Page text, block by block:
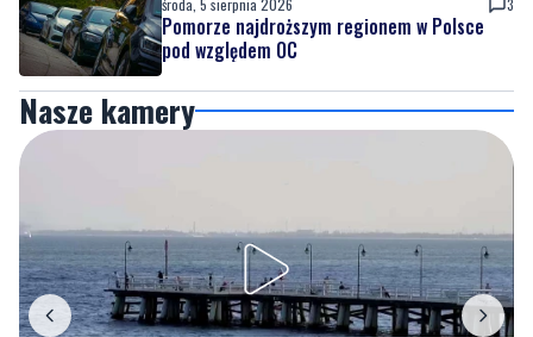
Pomorze najdroższym regionem w Polsce
pod względem OC
Nasze kamery